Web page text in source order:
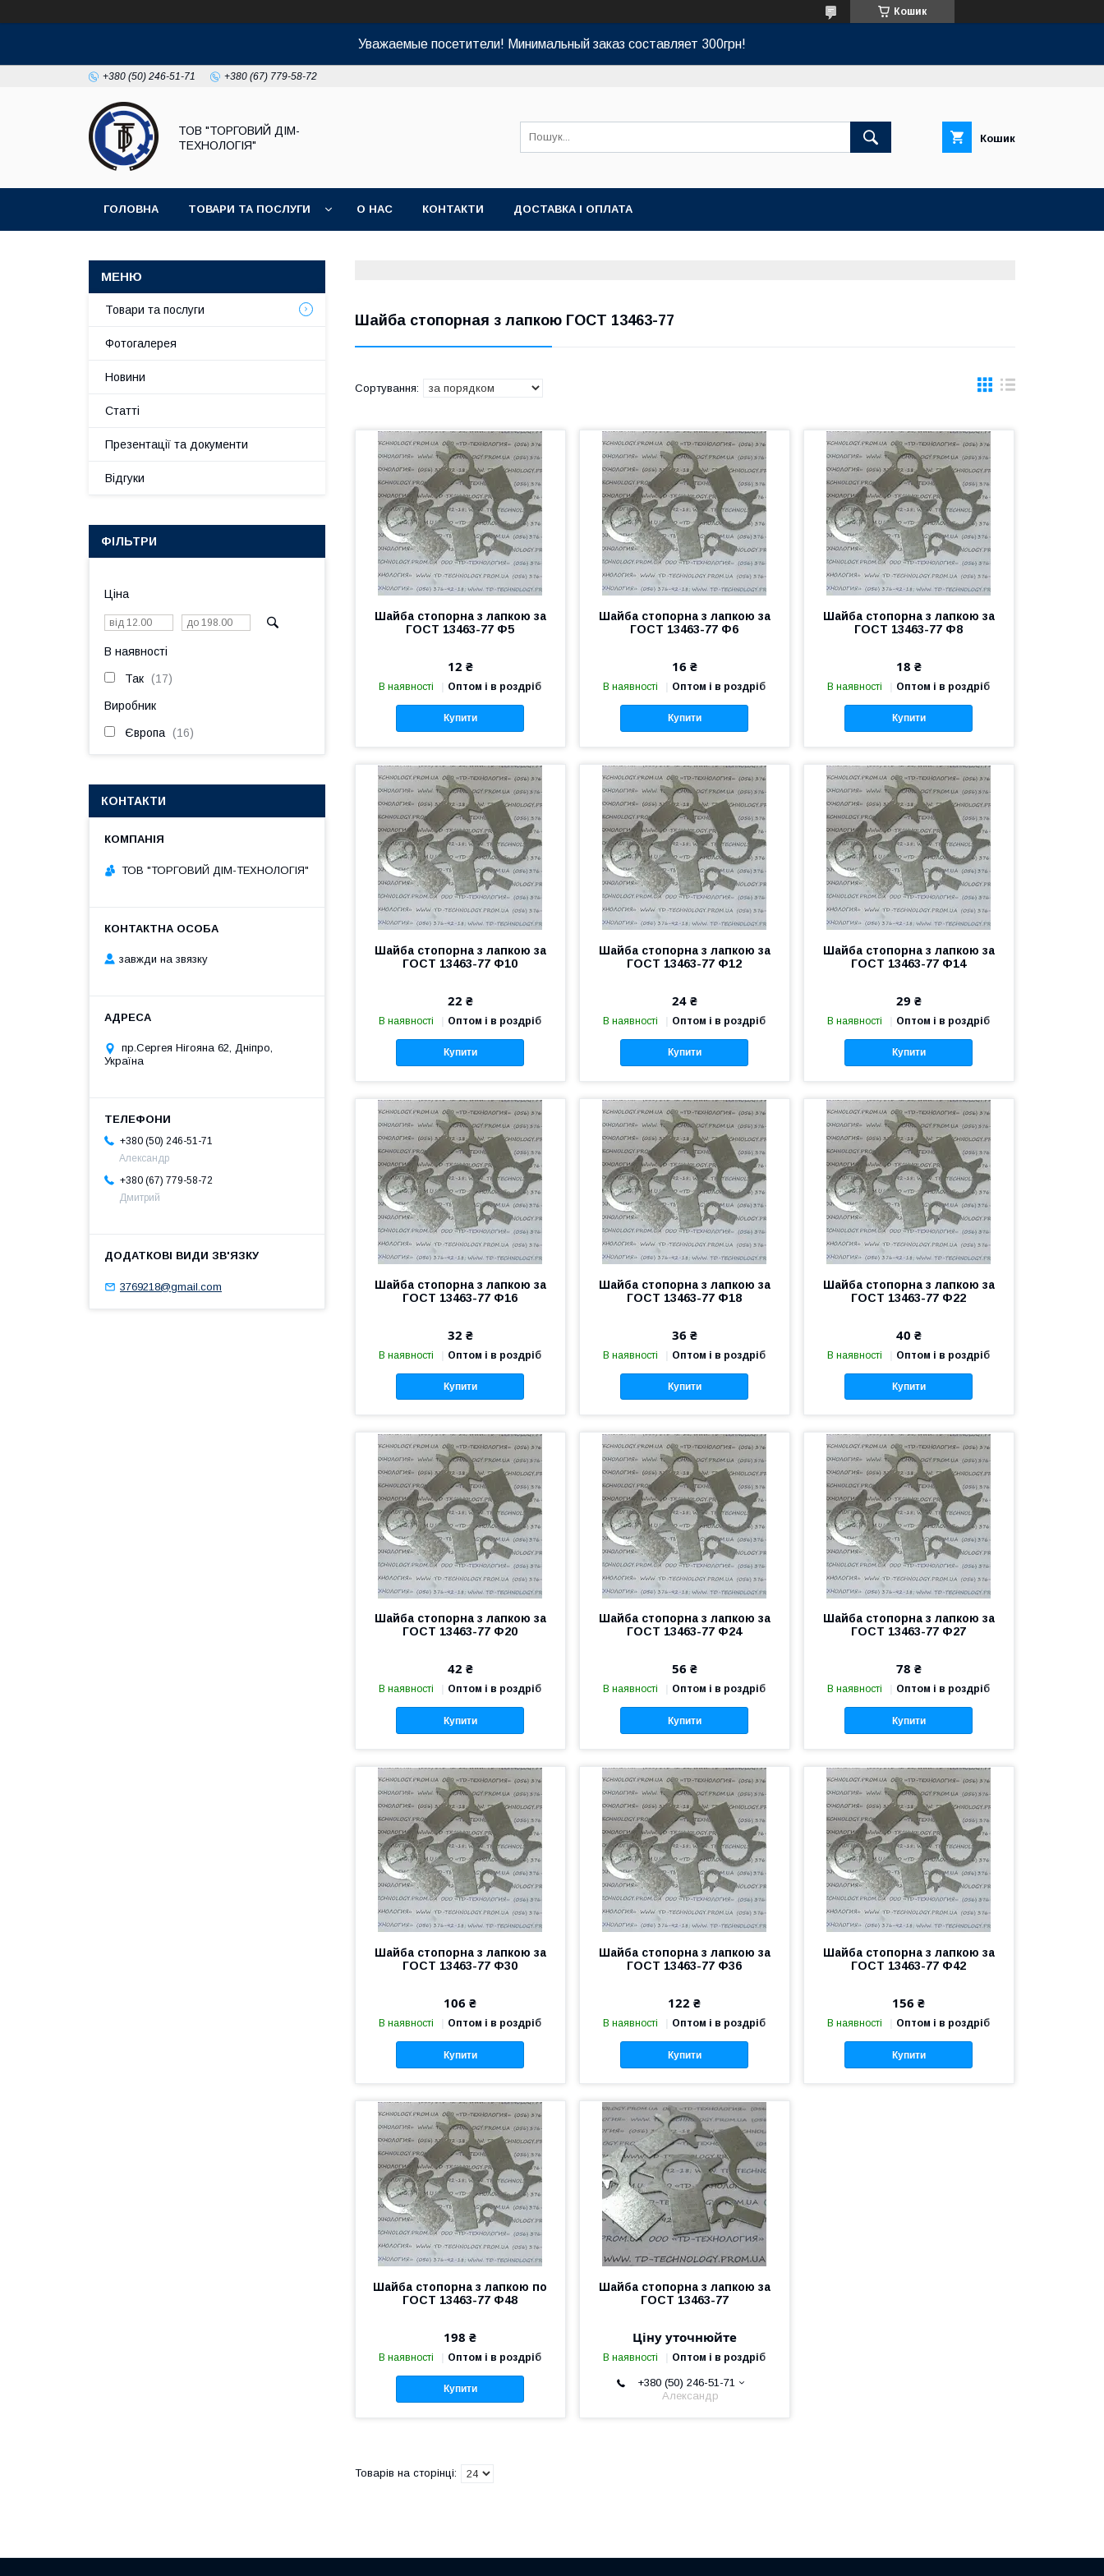
Кошик
Уважаемые посетители! Минимальный заказ составляет 300грн!
+380 (50) 246-51-71 +380 (67) 779-58-72
ТОВ "ТОРГОВИЙ ДІМ-
ТЕХНОЛОГІЯ"
Кошик
ГОЛОВНА ТОВАРИ ТА ПОСЛУГИ О НАС КОНТАКТИ ДОСТАВКА І ОПЛАТА
Шайба стопорная з лапкою ГОСТ 13463-77
Шайба стопорна з лапкою за
ГОСТ 13463-77 Ф5
12 ₴
В наявності Оптом і в роздріб
Купити
Шайба стопорна з лапкою за
ГОСТ 13463-77 Ф6
16 ₴
В наявності Оптом і в роздріб
Купити
Шайба стопорна з лапкою за
ГОСТ 13463-77 Ф8
18 ₴
В наявності Оптом і в роздріб
Купити
Шайба стопорна з лапкою за
ГОСТ 13463-77 Ф10
22 ₴
В наявності Оптом і в роздріб
Купити
Шайба стопорна з лапкою за
ГОСТ 13463-77 Ф12
24 ₴
В наявності Оптом і в роздріб
Купити
Шайба стопорна з лапкою за
ГОСТ 13463-77 Ф14
29 ₴
В наявності Оптом і в роздріб
Купити
Шайба стопорна з лапкою за
ГОСТ 13463-77 Ф16
32 ₴
В наявності Оптом і в роздріб
Купити
Шайба стопорна з лапкою за
ГОСТ 13463-77 Ф18
36 ₴
В наявності Оптом і в роздріб
Купити
Шайба стопорна з лапкою за
ГОСТ 13463-77 Ф22
40 ₴
В наявності Оптом і в роздріб
Купити
Шайба стопорна з лапкою за
ГОСТ 13463-77 Ф20
42 ₴
В наявності Оптом і в роздріб
Купити
Шайба стопорна з лапкою за
ГОСТ 13463-77 Ф24
56 ₴
В наявності Оптом і в роздріб
Купити
Шайба стопорна з лапкою за
ГОСТ 13463-77 Ф27
78 ₴
В наявності Оптом і в роздріб
Купити
Шайба стопорна з лапкою за
ГОСТ 13463-77 Ф30
106 ₴
В наявності Оптом і в роздріб
Купити
Шайба стопорна з лапкою за
ГОСТ 13463-77 Ф36
122 ₴
В наявності Оптом і в роздріб
Купити
Шайба стопорна з лапкою за
ГОСТ 13463-77 Ф42
156 ₴
В наявності Оптом і в роздріб
Купити
Шайба стопорна з лапкою по
ГОСТ 13463-77 Ф48
198 ₴
В наявності Оптом і в роздріб
Купити
Шайба стопорна з лапкою за
ГОСТ 13463-77
Ціну уточнюйте
В наявності Оптом і в роздріб
+380 (50) 246-51-71
Александр
Товари та послуги
Фотогалерея
Новини
Статті
Презентації та документи
Відгуки
ФІЛЬТРИ
Ціна
В наявності
Так 17
Виробник
Європа 16
КОНТАКТИ
ТОВ "ТОРГОВИЙ ДІМ-ТЕХНОЛОГІЯ"
завжди на звязку
пр.Сергея Нігояна 62, Дніпро,
Україна
+380 (50) 246-51-71
Александр
+380 (67) 779-58-72
Дмитрий
3769218@gmail.com